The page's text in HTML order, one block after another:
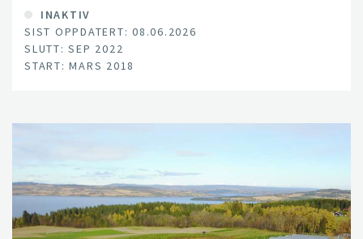
INAKTIV
SIST OPPDATERT: 08.06.2026
SLUTT: SEP 2022
START: MARS 2018